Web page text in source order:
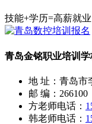
技能+学历=高薪就业
青岛金铭职业培训学
地 址：青岛市
邮 编：266100
方老师电话：
韩老师电话：